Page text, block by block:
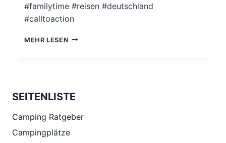
#familytime #reisen #deutschland
#calltoaction
MEHR LESENTOUR
SEITENLISTE
Camping Ratgeber
Campingplätze